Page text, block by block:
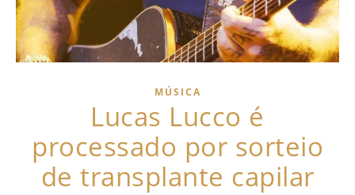
MÚSICA
Lucas Lucco é
processado por sorteio
de transplante capilar